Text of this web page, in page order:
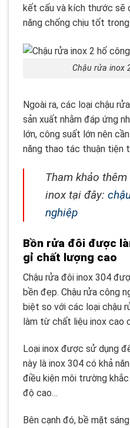
kết cấu và kích thước sẽ
năng chống chịu tốt
Chậu rửa inox
Ngoài ra, các loại chậu
sản xuất nhằm đáp ứng
lớn, công suất lớn nên
năng thao tác thuận tiện
Tham khảo
inox tại đây:
nghiệp
Bồn rửa đôi được
gỉ chất lượng cao
Chậu rửa đôi inox 304
bền đẹp. Chậu rửa công
biệt so với các loại chậu
làm từ chất liệu inox cao
Loại inox được sử dụng
này là inox 304 có khả
điều kiện môi trường
độ cao…
Bên cạnh đó, bề mặt